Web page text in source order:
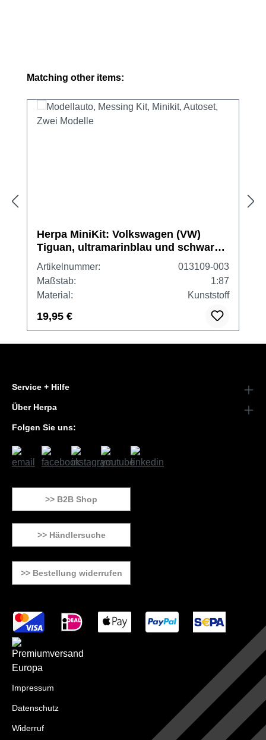
Produktgalerie überspringen
Matching other items:
Herpa MiniKit: Volkswagen (VW)
Tiguan, ultramarinblau und schwarz
(2 Stück)
Artikelnummer:
013109-003
Maßstab:
1:87
Material:
Kunststoff
19,95 €
Service + Hilfe
Über Herpa
Folgen Sie uns:
>> B2B Shop
>> Händlersuche
>> Bestellung widerrufen
Impressum
Datenschutz
Widerruf